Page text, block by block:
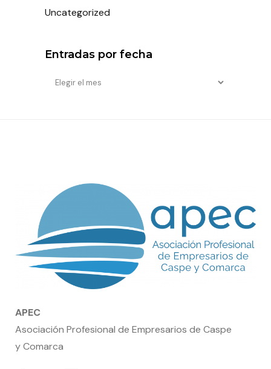
Uncategorized
Entradas por fecha
Entradas
APEC
Asociación Profesional de Empresarios de Caspe
y Comarca